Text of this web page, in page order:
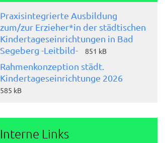
Praxisintegrierte Ausbildung
zum/zur Erzieher*in der städtischen
Kindertageseinrichtungen in Bad
Segeberg -Leitbild-
851 kB
Rahmenkonzeption städt.
Kindertageseinrichtunge 2026
585 kB
Interne Links